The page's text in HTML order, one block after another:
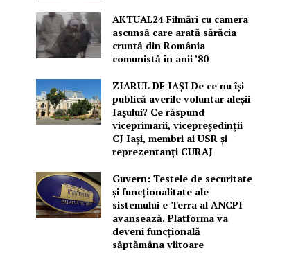
AKTUAL24 Filmări cu camera
ascunsă care arată sărăcia
cruntă din România
comunistă în anii ’80
ZIARUL DE IAȘI De ce nu își
publică averile voluntar aleșii
Iașului? Ce răspund
viceprimarii, vicepreședinții
CJ Iași, membri ai USR și
reprezentanți CURAJ
Guvern: Testele de securitate
și funcționalitate ale
sistemului e-Terra al ANCPI
avansează. Platforma va
deveni funcțională
săptămâna viitoare